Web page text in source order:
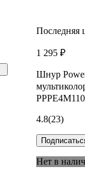
Последняя
1 295 ₽
Шнур
4.8(23)
Нет в